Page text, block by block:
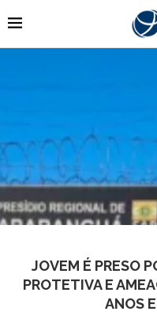
JOVEM É PRESO
PROTETIVA E
ANOS